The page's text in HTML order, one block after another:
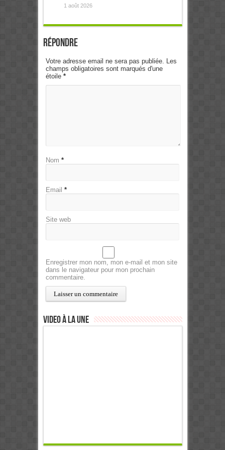
1 août 2026
Répondre
Votre adresse email ne sera pas publiée. Les
champs obligatoires sont marqués d'une
étoile *
Nom *
Email *
Site web
Enregistrer mon nom, mon e-mail et mon site
dans le navigateur pour mon prochain
commentaire.
Video à la Une